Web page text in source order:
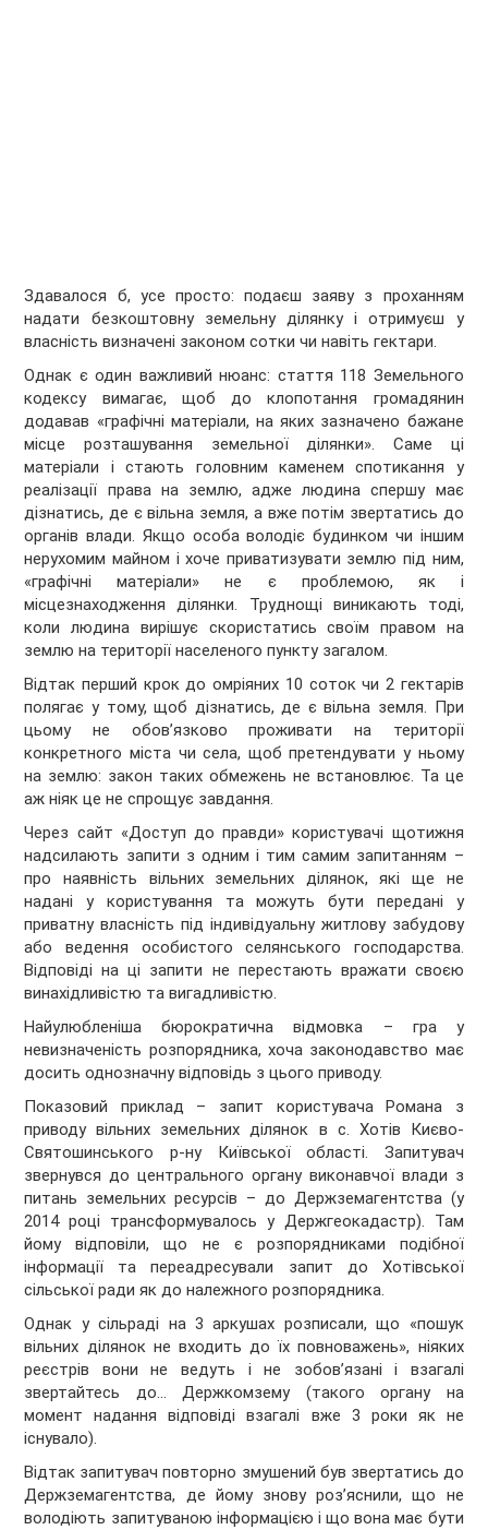
Здавалося б, усе просто: подаєш заяву з проханням
надати безкоштовну земельну ділянку і отримуєш у
власність визначені законом сотки чи навіть гектари.
Однак є один важливий нюанс: стаття 118 Земельного
кодексу вимагає, щоб до клопотання громадянин
додавав «графічні матеріали, на яких зазначено бажане
місце розташування земельної ділянки». Саме ці
матеріали і стають головним каменем спотикання у
реалізації права на землю, адже людина спершу має
дізнатись, де є вільна земля, а вже потім звертатись до
органів влади. Якщо особа володіє будинком чи іншим
нерухомим майном і хоче приватизувати землю під ним,
«графічні матеріали» не є проблемою, як і
місцезнаходження ділянки. Труднощі виникають тоді,
коли людина вирішує скористатись своїм правом на
землю на території населеного пункту загалом.
Відтак перший крок до омріяних 10 соток чи 2 гектарів
полягає у тому, щоб дізнатись, де є вільна земля. При
цьому не обов’язково проживати на території
конкретного міста чи села, щоб претендувати у ньому
на землю: закон таких обмежень не встановлює. Та це
аж ніяк це не спрощує завдання.
Через сайт «Доступ до правди» користувачі щотижня
надсилають запити з одним і тим самим запитанням –
про наявність вільних земельних ділянок, які ще не
надані у користування та можуть бути передані у
приватну власність під індивідуальну житлову забудову
або ведення особистого селянського господарства.
Відповіді на ці запити не перестають вражати своєю
винахідливістю та вигадливістю.
Найулюбленіша бюрократична відмовка – гра у
невизначеність розпорядника, хоча законодавство має
досить однозначну відповідь з цього приводу.
Показовий приклад – запит користувача Романа з
приводу вільних земельних ділянок в с. Хотів Києво-
Святошинського р-ну Київської області. Запитувач
звернувся до центрального органу виконавчої влади з
питань земельних ресурсів – до Держземагентства (у
2014 році трансформувалось у Держгеокадастр). Там
йому відповіли, що не є розпорядниками подібної
інформації та переадресували запит до Хотівської
сільської ради як до належного розпорядника.
Однак у сільраді на 3 аркушах розписали, що «пошук
вільних ділянок не входить до їх повноважень», ніяких
реєстрів вони не ведуть і не зобов’язані і взагалі
звертайтесь до… Держкомзему (такого органу на
момент надання відповіді взагалі вже 3 роки як не
існувало).
Відтак запитувач повторно змушений був звертатись до
Держземагентства, де йому знову роз’яснили, що не
володіють запитуваною інформацією і що вона має бути